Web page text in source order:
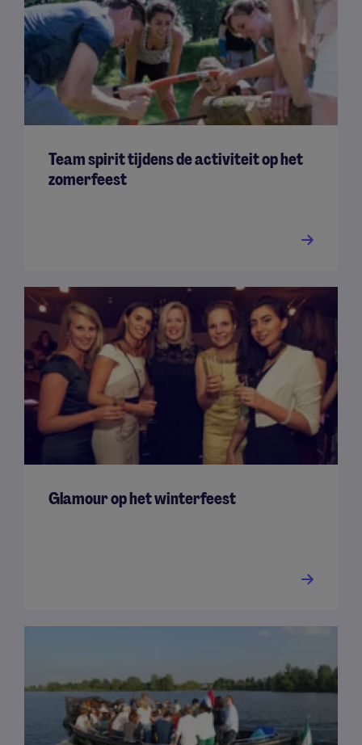
Team spirit tijdens de activiteit op het
zomerfeest
Glamour op het winterfeest